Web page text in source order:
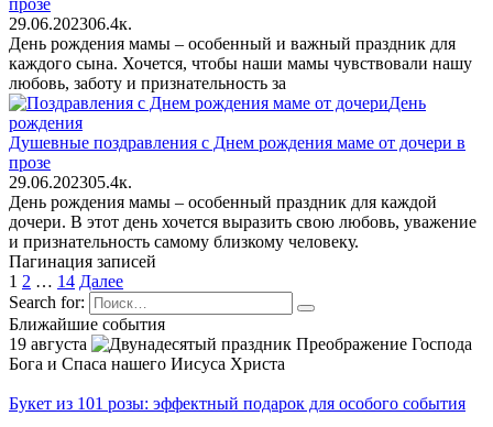
29.06.202306.4к.
День рождения мамы – особенный и важный праздник для
каждого сына. Хочется, чтобы наши мамы чувствовали нашу
любовь, заботу и признательность за
День
рождения
Душевные поздравления с Днем рождения маме от дочери в
прозе
29.06.202305.4к.
День рождения мамы – особенный праздник для каждой
дочери. В этот день хочется выразить свою любовь, уважение
и признательность самому близкому человеку.
Пагинация записей
1 2 … 14 Далее
Search for:
Ближайшие события
19 августа
Преображение Господа
Бога и Спаса нашего Иисуса Христа
Букет из 101 розы: эффектный подарок для особого события